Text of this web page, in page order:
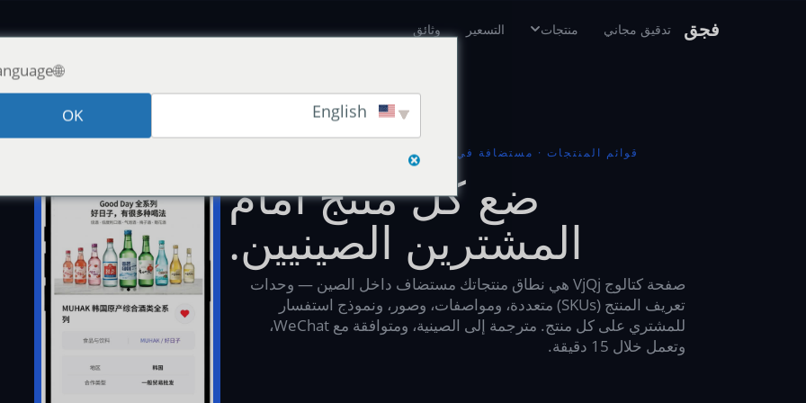
فجق تدقيق مجاني منتجات التسعير وثائق
قوائم المنتجات · مستضافة في الصين · استفسارات لكل منتج
ضع كل منتج أمام
المشترين الصينيين.
صفحة كتالوج VjQj هي نطاق منتجاتك مستضاف داخل الصين — وحدات
تعريف المنتج (SKUs) متعددة، ومواصفات، وصور، ونموذج استفسار
للمشتري على كل منتج. مترجمة إلى الصينية، ومتوافقة مع WeChat،
وتعمل خلال 15 دقيقة.
🌐Language:
OK